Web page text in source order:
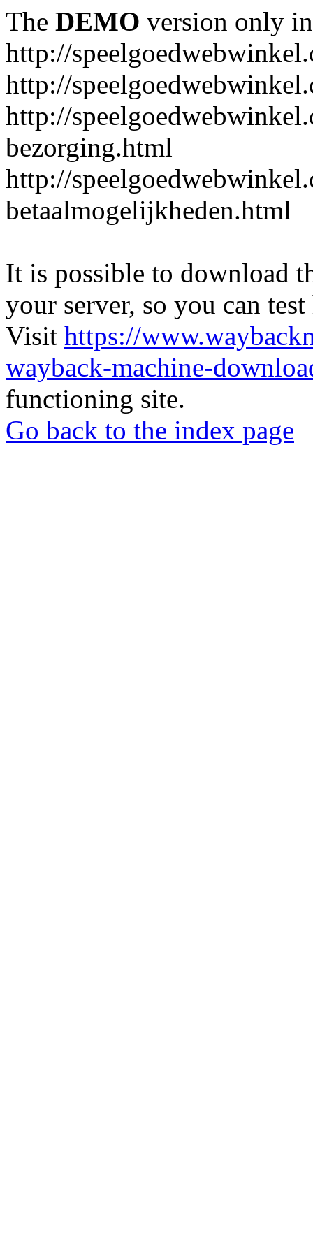
The DEMO version only
http://
http://
http://
bezorging.html
http://
betaalmogelijkheden.html
It is possible to download
your server, so you can
Visit https://
wayback-machine-
functioning site.
Go back to the index page